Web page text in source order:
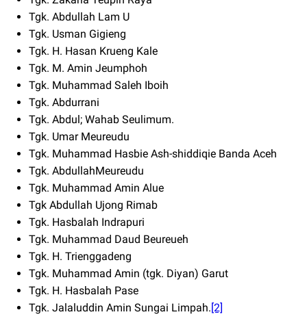
Tgk. Abdullah Lam U
Tgk. Usman Gigieng
Tgk. H. Hasan Krueng Kale
Tgk. M. Amin Jeumphoh
Tgk. Muhammad Saleh Iboih
Tgk. Abdurrani
Tgk. Abdul; Wahab Seulimum.
Tgk. Umar Meureudu
Tgk. Muhammad Hasbie Ash-shiddiqie Banda Aceh
Tgk. AbdullahMeureudu
Tgk. Muhammad Amin Alue
Tgk Abdullah Ujong Rimab
Tgk. Hasbalah Indrapuri
Tgk. Muhammad Daud Beureueh
Tgk. H. Trienggadeng
Tgk. Muhammad Amin (tgk. Diyan) Garut
Tgk. H. Hasbalah Pase
Tgk. Jalaluddin Amin Sungai Limpah.[2]